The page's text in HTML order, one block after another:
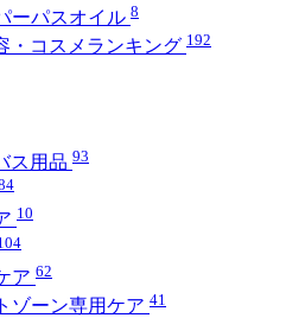
ーパスオイル 8
・コスメランキング 192
ス用品 93
10
ア 62
ゾーン専用ケア 41